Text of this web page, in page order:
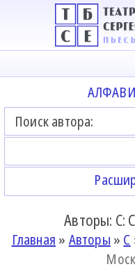
Авторы: С:
Главная » Авторы » С